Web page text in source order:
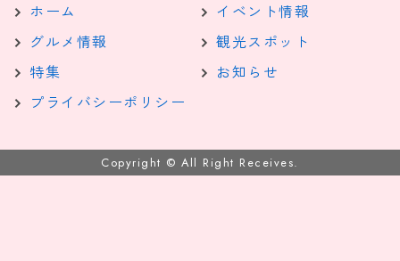
ホーム
イベント情報
グルメ情報
観光スポット
特集
お知らせ
プライバシーポリシー
Copyright © All Right Receives.